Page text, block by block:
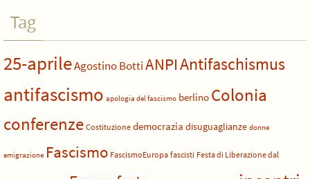
Tag
25-aprileAgostino BottiANPIAntifaschismus
antifascismo apologia del fascismo berlino Colonia
conferenze Costituzione democrazia disuguaglianze donne
emigrazione Fascismo FascismoEuropa fascisti Festa di Liberazione dal